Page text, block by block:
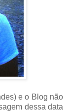
e o Blog não
dessa data